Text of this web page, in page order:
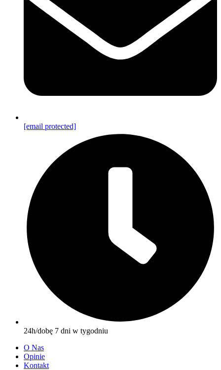
[email protected]
24h/dobę 7 dni w tygodniu
O Nas
Opinie
Kontakt